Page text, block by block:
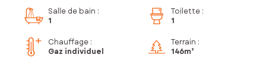
Salle de bain :
1
Toilette :
1
Chauffage :
Gaz individuel
Terrain :
146m²